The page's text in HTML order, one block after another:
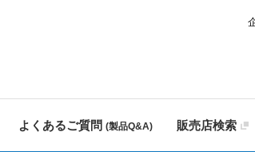
よくあるご質問 (製品Q&A) 販売店検索